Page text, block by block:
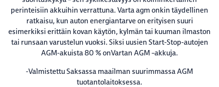
perinteisiin akkuihin verrattuna. Varta agm onkin täydellinen
ratkaisu, kun auton energiantarve on erityisen suuri
esimerkiksi erittäin kovan käytön, kylmän tai kuuman ilmaston
tai runsaan varustelun vuoksi. Siksi uusien Start-Stop-autojen
AGM-akuista 80 % onVartan AGM –akkuja.
-Valmistettu Saksassa maailman suurimmassa AGM
tuotantolaitoksessa.